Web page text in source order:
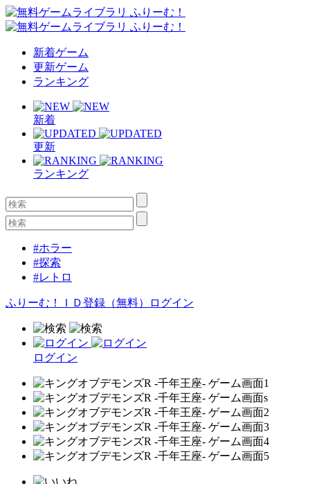
新着ゲーム
更新ゲーム
ランキング
新着
更新
ランキング
#ホラー
#探索
#レトロ
ふりーむ！ＩＤ登録（無料） ログイン
ログイン